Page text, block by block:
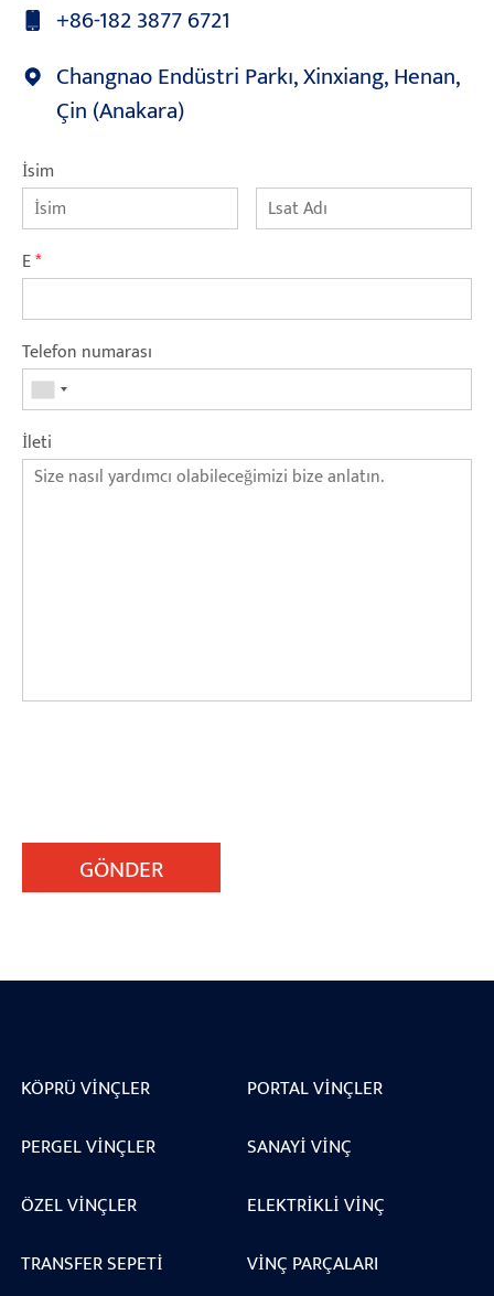
+86-182 3877 6721
Changnao Endüstri Parkı, Xinxiang, Henan,
Çin (Anakara)
İsim
E*
Telefon numarası
İleti
GÖNDER
KÖPRÜ VINÇLER
PORTAL VINÇLER
PERGEL VINÇLER
SANAYI VINÇ
ÖZEL VINÇLER
ELEKTRIKLI VINÇ
TRANSFER SEPETI
VINÇ PARÇALARI